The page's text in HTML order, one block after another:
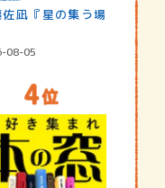
凪『星の集う場
08-05